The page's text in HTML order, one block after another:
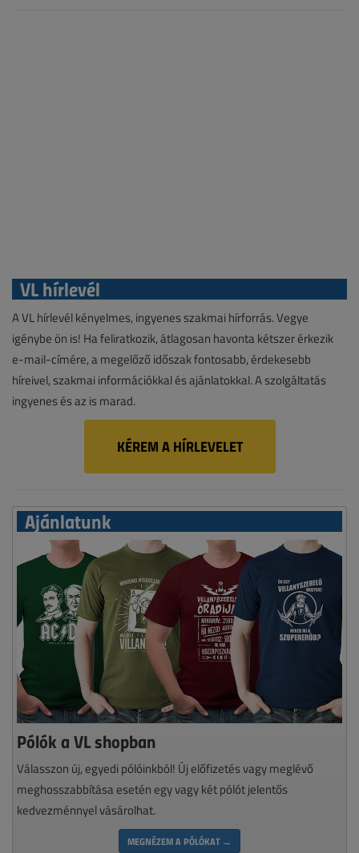
VL hírlevél
A VL hírlevél kényelmes, ingyenes szakmai hírforrás. Vegye
igénybe ön is! Ha feliratkozik, átlagosan havonta kétszer érkezik
e-mail-címére, a megelőző időszak fontosabb, érdekesebb
híreivel, szakmai információkkal és ajánlatokkal. A szolgáltatás
ingyenes és az is marad.
KÉREM A HÍRLEVELET
Ajánlatunk
Pólók a VL shopban
Válasszon új, egyedi pólóinkból! Új előfizetés vagy meglévő
meghosszabbítása esetén egy vagy két pólót jelentős
kedvezménnyel vásárolhat.
MEGNÉZEM A PÓLÓKAT →